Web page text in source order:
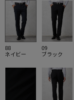
88
ネイビー
09
ブラック